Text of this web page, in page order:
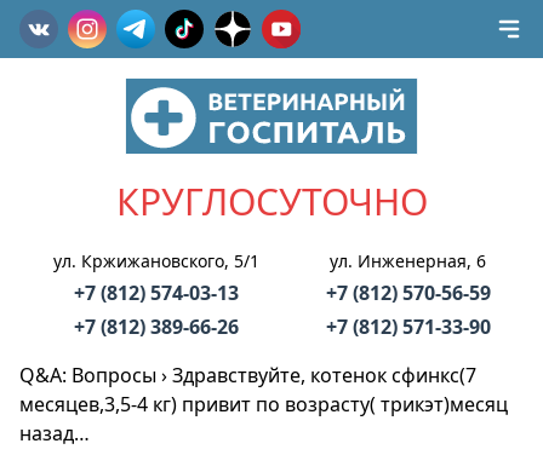
КРУГЛОСУТОЧНО
ул. Кржижановского, 5/1
+7 (812) 574-03-13
+7 (812) 389-66-26
ул. Инженерная, 6
+7 (812) 570-56-59
+7 (812) 571-33-90
Q&A: Вопросы›Здравствуйте, котенок сфинкс(7
месяцев,3,5-4 кг) привит по возрасту( трикэт)месяц
назад…